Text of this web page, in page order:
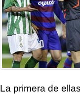
La primera de